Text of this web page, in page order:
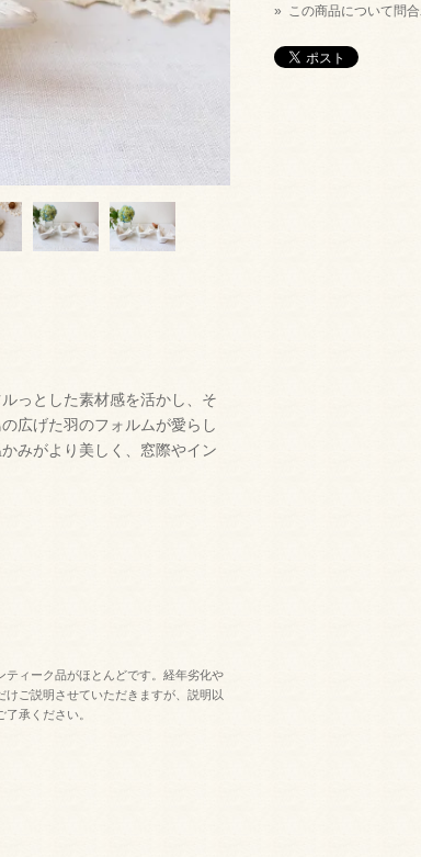
っとした素材感を活かし、そ
広げた羽のフォルムが愛らし
みがより美しく、窓際やイン
ィーク品がほとんどです。経年劣化や
ご説明させていただきますが、説明以
承ください。
» この商品について問